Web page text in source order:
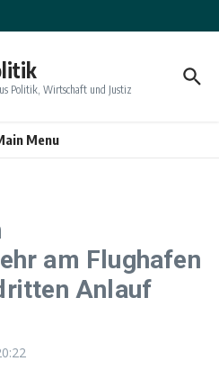
Politik, Wirtschaft und Justiz
Menu
am Flughafen
Anlauf